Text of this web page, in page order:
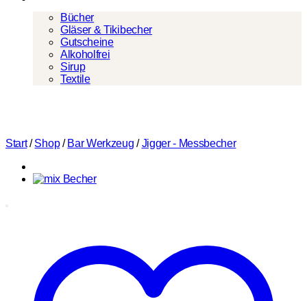
Bücher
Gläser & Tikibecher
Gutscheine
Alkoholfrei
Sirup
Textile
Start / Shop / Bar Werkzeug / Jigger - Messbecher